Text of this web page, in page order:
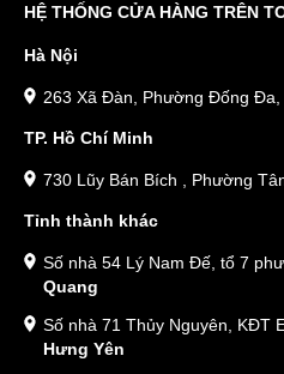
HỆ THỐNG CỬA HÀNG TRÊN
Hà Nội
263 Xã Đàn, Phường Đống Đa,
TP. Hồ Chí Minh
730 Lũy Bán Bích , Phường
Tỉnh thành khác
Số nhà 54 Lý Nam Đế, tổ 7
Quang
Số nhà 71 Thủy Nguyên, KĐT
Hưng Yên